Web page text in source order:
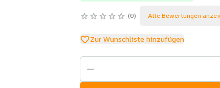
0 Alle Bewertungen
Zur Wunschliste hinzufügen